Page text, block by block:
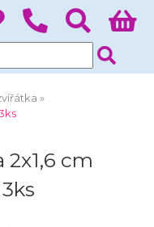
2x1,6 cm